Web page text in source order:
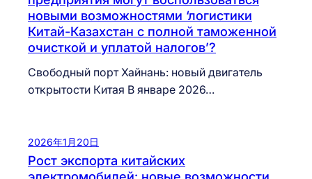
новыми возможностями ‘логистики
Китай-Казахстан с полной таможенной
очисткой и уплатой налогов’?
Свободный порт Хайнань: новый двигатель
открытости Китая В январе 2026…
2026年1月20日
Рост экспорта китайских